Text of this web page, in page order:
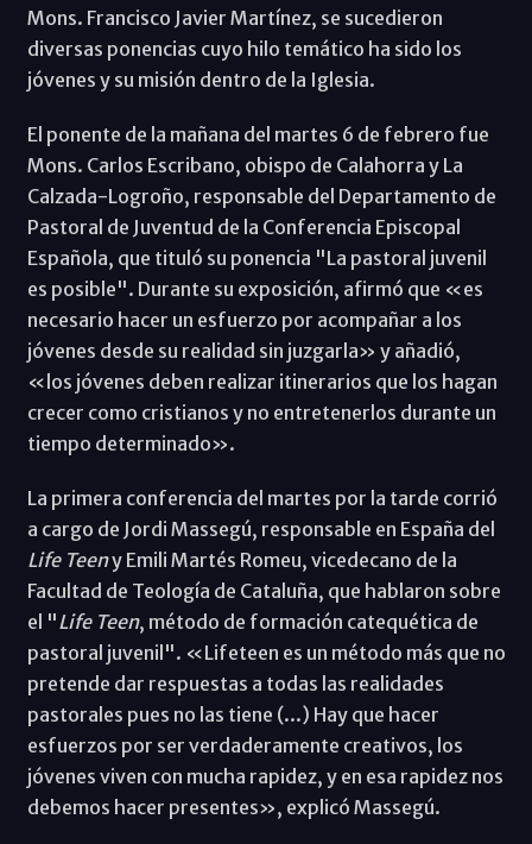
Mons. Francisco Javier Martínez, se sucedieron
diversas ponencias cuyo hilo temático ha sido los
jóvenes y su misión dentro de la Iglesia.
El ponente de la mañana del martes 6 de febrero fue
Mons. Carlos Escribano, obispo de Calahorra y La
Calzada-Logroño, responsable del Departamento de
Pastoral de Juventud de la Conferencia Episcopal
Española, que tituló su ponencia "La pastoral juvenil
es posible". Durante su exposición, afirmó que «es
necesario hacer un esfuerzo por acompañar a los
jóvenes desde su realidad sin juzgarla» y añadió,
«los jóvenes deben realizar itinerarios que los hagan
crecer como cristianos y no entretenerlos durante un
tiempo determinado».
La primera conferencia del martes por la tarde corrió
a cargo de Jordi Massegú, responsable en España del
Life Teeny Emili Martés Romeu, vicedecano de la
Facultad de Teología de Cataluña, que hablaron sobre
el "Life Teen, método de formación catequética de
pastoral juvenil". «Lifeteen es un método más que no
pretende dar respuestas a todas las realidades
pastorales pues no las tiene (...) Hay que hacer
esfuerzos por ser verdaderamente creativos, los
jóvenes viven con mucha rapidez, y en esa rapidez nos
debemos hacer presentes», explicó Massegú.